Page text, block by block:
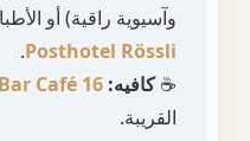
وآسيوية راقية) أو
Posthotel Rössli
.
☕كافيه: 16 Art Bar Café
القريبة.